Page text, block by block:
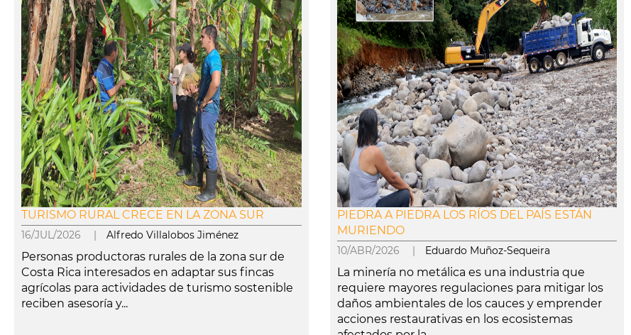
TURISMO RURAL CRECE EN LA ZONA SUR
16/JUL/2026 | Alfredo Villalobos Jiménez
Personas productoras rurales de la zona sur de
Costa Rica interesados en adaptar sus fincas
agrícolas para actividades de turismo sostenible
reciben asesoría y...
PIEDRA A PIEDRA LOS RÍOS DEL PAÍS ESTÁN
MURIENDO
10/ABR/2026 | Eduardo Muñoz-Sequeira
La minería no metálica es una industria que
requiere mayores regulaciones para mitigar los
daños ambientales de los cauces y emprender
acciones restaurativas en los ecosistemas